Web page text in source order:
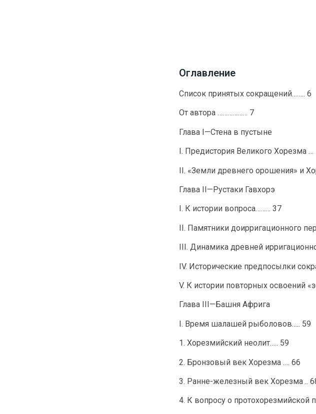
Оглавление
Список принятых сокращений…….. 6
От автора ……………… 7
Глава I—Стена в пустыне
I. Предистория Великого Хорезма …
II. «Земли древнего орошения» и
Глава II—Рустаки Гавхорэ
I. К истории вопроса……… 37
II. Памятники доирригационного
III. Динамика древней
IV. Исторические предпосылки
V. К истории повторных освоений
Глава III—Башня Африга
I. Время шалашей рыболовов….. 59
1. Хорезмийский неолит….. 59
2. Бронзовый век Хорезма …. 66
3. Ранне-железный век Хорезма ..
4. К вопросу о протохорезмийской